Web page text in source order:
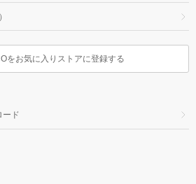
をお気に入りストアに登録する
ード